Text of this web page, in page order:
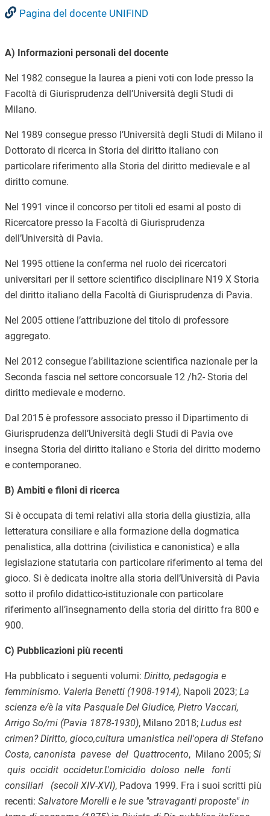
Pagina del docente UNIFIND
A) Informazioni personali del docente
Nel 1982 consegue la laurea a pieni voti con lode presso la
Facoltà di Giurisprudenza dell’Università degli Studi di
Milano.
Nel 1989 consegue presso l’Università degli Studi di Milano il
Dottorato di ricerca in Storia del diritto italiano con
particolare riferimento alla Storia del diritto medievale e al
diritto comune.
Nel 1991 vince il concorso per titoli ed esami al posto di
Ricercatore presso la Facoltà di Giurisprudenza
dell’Università di Pavia.
Nel 1995 ottiene la conferma nel ruolo dei ricercatori
universitari per il settore scientifico disciplinare N19 X Storia
del diritto italiano della Facoltà di Giurisprudenza di Pavia.
Nel 2005 ottiene l’attribuzione del titolo di professore
aggregato.
Nel 2012 consegue l’abilitazione scientifica nazionale per la
Seconda fascia nel settore concorsuale 12 /h2- Storia del
diritto medievale e moderno.
Dal 2015 è professore associato presso il Dipartimento di
Giurisprudenza dell’Università degli Studi di Pavia ove
insegna Storia del diritto italiano e Storia del diritto moderno
e contemporaneo.
B) Ambiti e filoni di ricerca
Si è occupata di temi relativi alla storia della giustizia, alla
letteratura consiliare e alla formazione della dogmatica
penalistica, alla dottrina (civilistica e canonistica) e alla
legislazione statutaria con particolare riferimento al tema del
gioco. Si è dedicata inoltre alla storia dell’Università di Pavia
sotto il profilo didattico-istituzionale con particolare
riferimento all’insegnamento della storia del diritto fra 800 e
900.
C) Pubblicazioni più recenti
Ha pubblicato i seguenti volumi: Diritto, pedagogia e
femminismo. Valeria Benetti (1908-1914), Napoli 2023; La
scienza e/è la vita Pasquale Del Giudice, Pietro Vaccari,
Arrigo So/mi (Pavia 1878-1930), Milano 2018; Ludus est
crimen? Diritto, gioco,cultura umanistica nell'opera di Stefano
Costa, canonista pavese del Quattrocento, Milano 2005; Si
quis occidit occidetur.L'omicidio doloso nelle fonti
consiliari (secoli XIV-XVI), Padova 1999. Fra i suoi scritti più
recenti: Salvatore Morelli e le sue "stravaganti proposte" in